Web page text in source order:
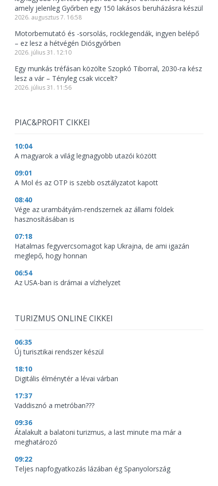
amely jelenleg Győrben egy 150 lakásos beruházásra készül
2026. augusztus 7. 16:58
Motorbemutató és -sorsolás, rocklegendák, ingyen belépő
– ez lesz a hétvégén Diósgyőrben
2026. július 31. 12:10
Egy munkás tréfásan közölte Szopkó Tiborral, 2030-ra kész
lesz a vár – Tényleg csak viccelt?
2026. július 31. 11:56
PIAC&PROFIT CIKKEI
10:04
A magyarok a világ legnagyobb utazói között
09:01
A Mol és az OTP is szebb osztályzatot kapott
08:40
Vége az urambátyám-rendszernek az állami földek
hasznosításában is
07:18
Hatalmas fegyvercsomagot kap Ukrajna, de ami igazán
meglepő, hogy honnan
06:54
Az USA-ban is drámai a vízhelyzet
TURIZMUS ONLINE CIKKEI
06:35
Új turisztikai rendszer készül
18:10
Digitális élménytér a lévai várban
17:37
Vaddisznó a metróban???
09:36
Átalakult a balatoni turizmus, a last minute ma már a
meghatározó
09:22
Teljes napfogyatkozás lázában ég Spanyolország